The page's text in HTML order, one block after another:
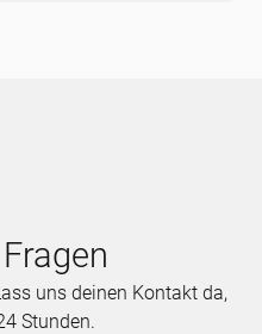
uns deinen Kontakt da,
Stunden.